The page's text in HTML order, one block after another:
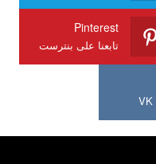
Pinterest
تابعنا على بنترست